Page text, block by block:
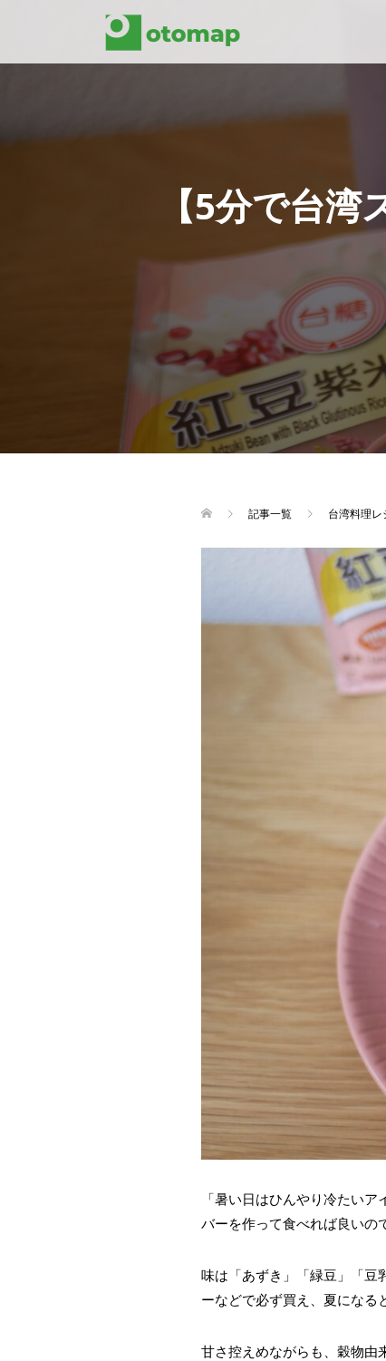
【5分で台
記事一覧 台湾料理レ
「暑い日はひんやり冷たい
バーを作って食べれば良いの
味は「あずき」「緑豆」「豆
ーなどで必ず買え、夏になる
甘さ控えめながらも、穀物由